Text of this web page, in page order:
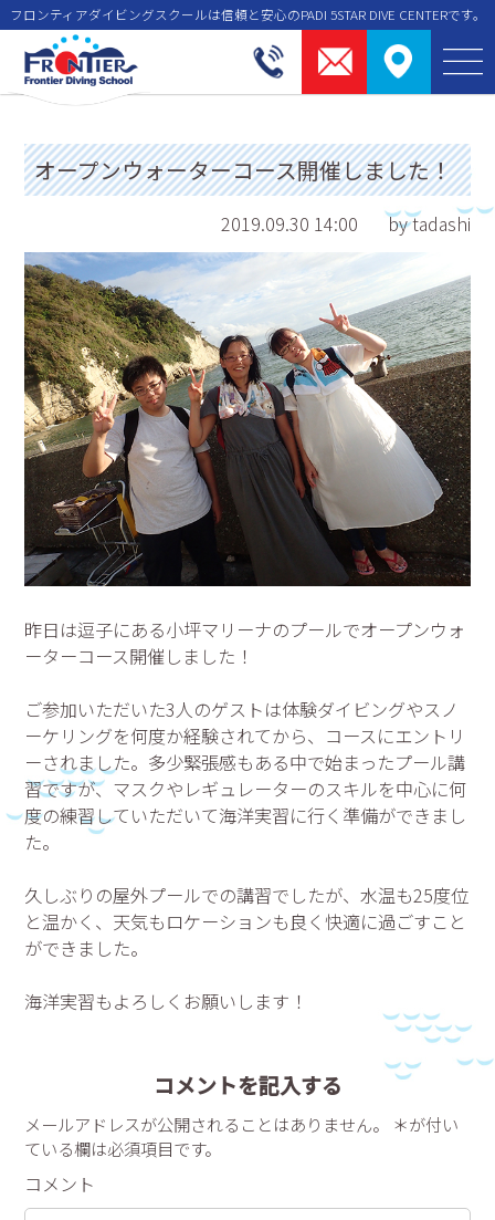
フロンティアダイビングスクールは信頼と安⼼のPADI 5STAR DIVE CENTERです。
オープンウォーターコース開催しました！
2019.09.30 14:00 by tadashi
昨日は逗子にある小坪マリーナのプールでオープンウォ
ーターコース開催しました！
ご参加いただいた3人のゲストは体験ダイビングやスノ
ーケリングを何度か経験されてから、コースにエントリ
ーされました。多少緊張感もある中で始まったプール講
習ですが、マスクやレギュレーターのスキルを中心に何
度の練習していただいて海洋実習に行く準備ができまし
た。
久しぶりの屋外プールでの講習でしたが、水温も25度位
と温かく、天気もロケーションも良く快適に過ごすこと
ができました。
海洋実習もよろしくお願いします！
コメントを記入する
メールアドレスが公開されることはありません。 ＊が付い
ている欄は必須項目です。
コメント